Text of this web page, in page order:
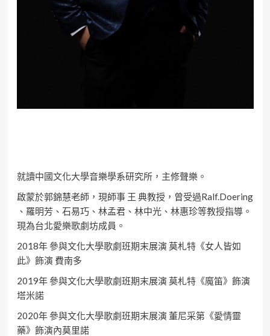
就讀中國文化大學音樂學系研究所，主修聲樂。
啟蒙於郭錦慧老師，現師事 王 典教授，曾受過Ralf.Doering
、羅明芳、石易巧、林孟君、林中光、林惠珍等教授指導。
現為台北愛樂歌劇坊成員。
2018年 參與文化大學歌劇班期末展演 莫札特《女人皆如
此》飾演 費南多
2019年 參與文化大學歌劇班期末展演 莫札特《魔笛》飾演
塔米諾
2020年 參與文化大學歌劇班期末展演 董尼采第《愛情靈
藥》飾演內莫里諾